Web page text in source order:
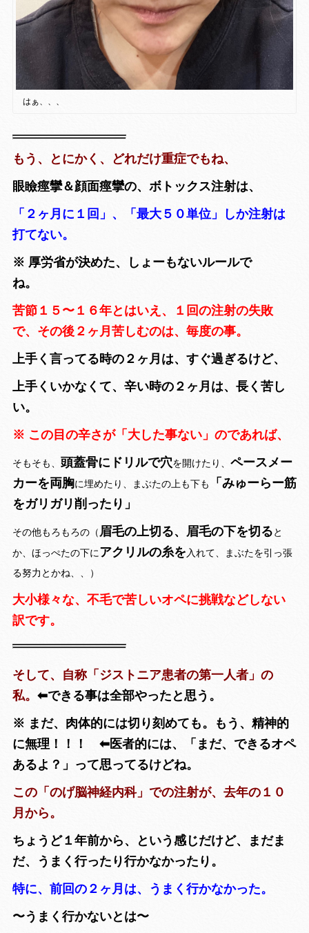
はぁ、、、
もう、とにかく、どれだけ重症でもね、
眼瞼痙攣＆顔面痙攣の、ボトックス注射は、
「２ヶ月に１回」、「 最大５０単位」しか注射は
打てない。
※ 厚労省が決めた、しょーもないルールで
ね。
苦節１５〜１６年とはいえ、１回の注射の失敗
で、その後２ヶ月苦しむのは、毎度の事。
上手く言ってる時の２ヶ月は、すぐ過ぎるけど、
上手くいかなくて、辛い時の２ヶ月は、長く苦し
い。
※ この目の辛さが「大した事ない」のであれば、
そもそも、 頭蓋骨にドリルで穴を開けたり、 ペースメー
カーを両胸に埋めたり、まぶたの上も下も
「みゅーらー筋
をガリガリ削ったり」
その他もろもろの（眉毛の上切る、眉毛の下を切ると
か、ほっぺたの下にアクリルの糸を 入れて、まぶたを引っ張
る努力とかね、、）
大小様々な、不毛で苦しいオペに挑戦などしない
訳です。
そして、自称「ジストニア患者の第一人者」の
私。 ⬅︎できる事は全部やったと思う。
※ まだ、肉体的には切り刻めても。もう、精神的
に無理！！！ ⬅︎医者的には、「まだ、できるオペ
あるよ？」って思ってるけどね。
この「のげ脳神経内科」での注射が、去年の１０
月から。
ちょうど１年前から、という感じだけど、まだま
だ、うまく行ったり行かなかったり。
特に、前回の２ヶ月は、うまく行かなかった。
〜うまく行かないとは〜